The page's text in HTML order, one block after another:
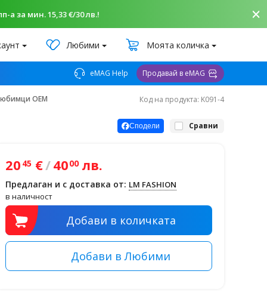
а за мин. 15,33 €/30 лв.!
Любими Моята количка
eMAG Help Продавай в eMAG
OEM Код на продукта: K091-4
Сподели Сравни
20 45 €/4000 лв.
Предлаган и с доставка от: LM FASHION
в наличност
Добави в количката